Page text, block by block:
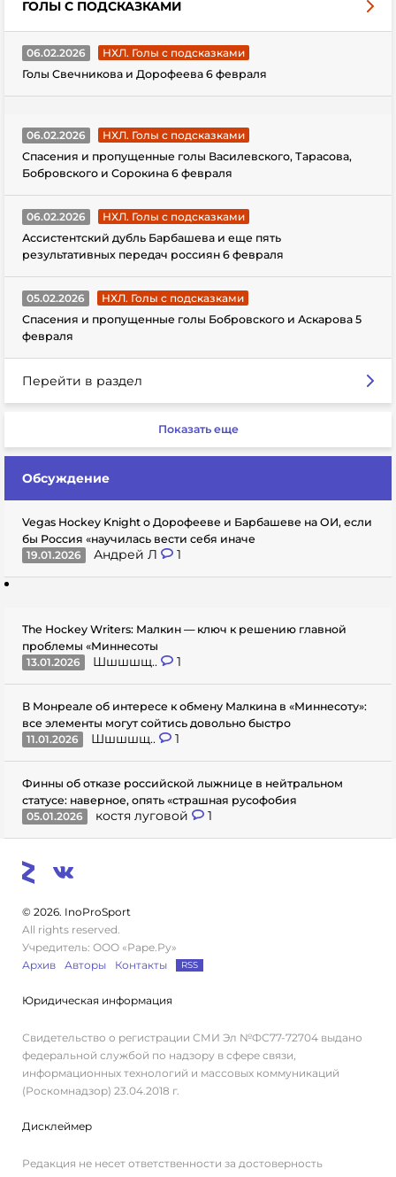
ГОЛЫ С ПОДСКАЗКАМИ
06.02.2026
НХЛ. Голы с подсказками
Голы Свечникова и Дорофеева 6 февраля
06.02.2026
НХЛ. Голы с подсказками
Спасения и пропущенные голы Василевского, Тарасова,
Бобровского и Сорокина 6 февраля
06.02.2026
НХЛ. Голы с подсказками
Ассистентский дубль Барбашева и еще пять
результативных передач россиян 6 февраля
05.02.2026
НХЛ. Голы с подсказками
Спасения и пропущенные голы Бобровского и Аскарова 5
февраля
Перейти в раздел
Показать еще
Обсуждение
Vegas Hockey Knight о Дорофееве и Барбашеве на ОИ, если
бы Россия «научилась вести себя иначе
19.01.2026
Андрей Л 1
The Hockey Writers: Малкин — ключ к решению главной
проблемы «Миннесоты
13.01.2026
Шшшшщ.. 1
В Монреале об интересе к обмену Малкина в «Миннесоту»:
все элементы могут сойтись довольно быстро
11.01.2026
Шшшшщ.. 1
Финны об отказе российской лыжнице в нейтральном
статусе: наверное, опять «страшная русофобия
05.01.2026
костя луговой 1
© 2026. InoProSport
All rights reserved.
Учредитель: ООО «Раре.Ру»
Архив
Авторы Контакты RSS
Юридическая информация
Свидетельство о регистрации СМИ Эл №ФС77-72704 выдано
федеральной службой по надзору в сфере связи,
информационных технологий и массовых коммуникаций
(Роскомнадзор) 23.04.2018 г.
Дисклеймер
Редакция не несет ответственности за достоверность